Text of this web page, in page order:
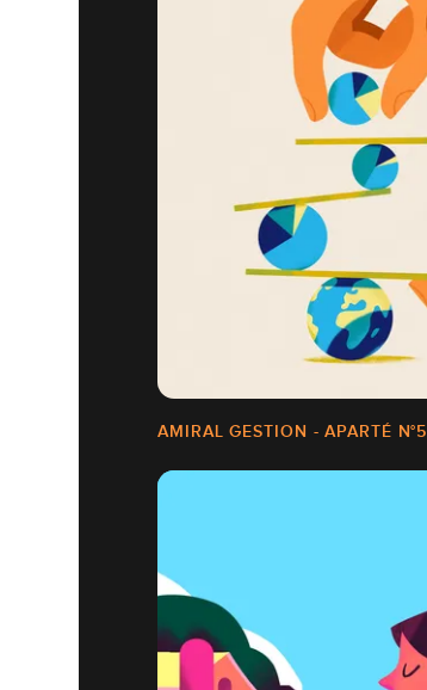
AMIRAL GESTION - APARTÉ N°5